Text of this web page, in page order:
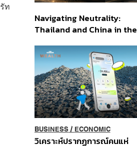
ท
Navigating Neutrality:
Thailand and China in the
Order
BUSINESS/ ECONOMIC
วิเคราะห์ปรากฏการณ์คนแห่